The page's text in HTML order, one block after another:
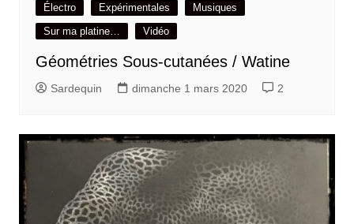
Électro Expérimentales
Musiques
Sur ma platine…
Vidéo
Géométries Sous-cutanées / Watine
Sardequin dimanche 1 mars 2020 2